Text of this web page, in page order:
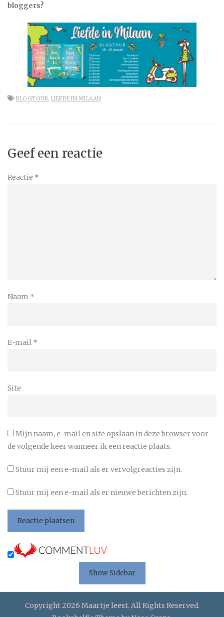
bloggers?
BLOGTOUR, LIEFDE IN MILAAN
Geef een reactie
Reactie *
Naam *
E-mail *
Site
Mijn naam, e-mail en site opslaan in deze browser voor
de volgende keer wanneer ik een reactie plaats.
Stuur mij een e-mail als er vervolgreacties zijn.
Stuur mij een e-mail als er nieuwe berichten zijn.
Show Sidebar
Copyright 2026 Maartje leest. All Rights Reserved.